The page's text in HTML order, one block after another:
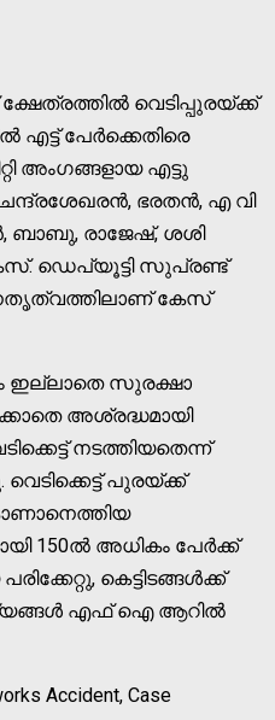
വെടിപ്പുരയ്ക്ക്
എട്ട് പേര്‍ക്കെതിരെ
അംഗങ്ങളായ എട്ടു
ഭരതന്‍, എ വി
ബാബു, രാജേഷ്, ശശി
ഡെപ്യൂട്ടി സുപ്രണ്ട്
കേസ്
സുരക്ഷാ
അശ്രദ്ധമായി
നടത്തിയതെന്ന്
പുരയ്ക്ക്
150ല്‍ അധികം പേര്‍ക്ക്
കെട്ടിടങ്ങള്‍ക്ക്
എഫ് ഐ ആറില്‍
Accident, Case